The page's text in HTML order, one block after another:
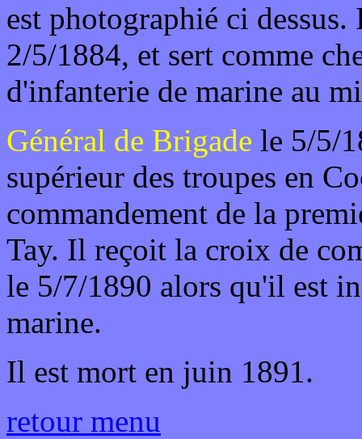
est photographié ci
2/5/1884, et sert comme
d'infanterie de marine au
Général de Brigade le 5/5/
supérieur des troupes en
commandement de la
Tay. Il reçoit la croix de
le 5/7/1890 alors qu'il est
marine.
Il est mort en juin 1891.
retour menu